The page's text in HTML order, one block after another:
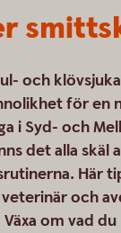
och
för en
i Syd- och
det alla skäl
Här
och
Växa om vad